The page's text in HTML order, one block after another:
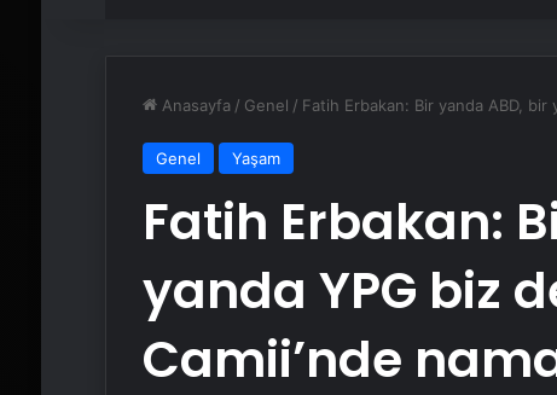
Anasayfa / Genel / Fatih Erbakan: Bir yanda ABD, bir
Genel Yaşam
Fatih Erbakan:
yanda YPG biz
Camii’nde